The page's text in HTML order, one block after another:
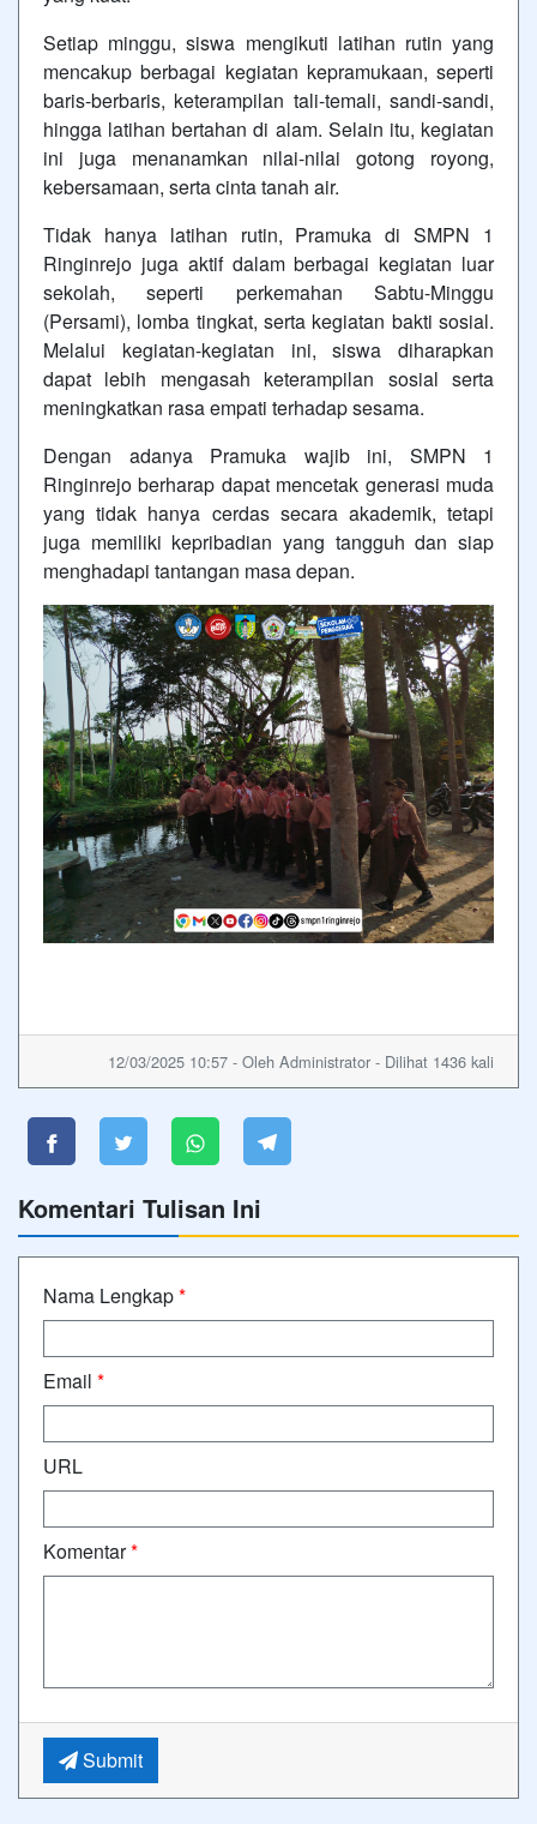
Setiap minggu, siswa mengikuti latihan rutin yang
mencakup berbagai kegiatan kepramukaan, seperti
baris-berbaris, keterampilan tali-temali, sandi-sandi,
hingga latihan bertahan di alam. Selain itu, kegiatan
ini juga menanamkan nilai-nilai gotong royong,
kebersamaan, serta cinta tanah air.
Tidak hanya latihan rutin, Pramuka di SMPN 1
Ringinrejo juga aktif dalam berbagai kegiatan luar
sekolah, seperti perkemahan Sabtu-Minggu
(Persami), lomba tingkat, serta kegiatan bakti sosial.
Melalui kegiatan-kegiatan ini, siswa diharapkan
dapat lebih mengasah keterampilan sosial serta
meningkatkan rasa empati terhadap sesama.
Dengan adanya Pramuka wajib ini, SMPN 1
Ringinrejo berharap dapat mencetak generasi muda
yang tidak hanya cerdas secara akademik, tetapi
juga memiliki kepribadian yang tangguh dan siap
menghadapi tantangan masa depan.
12/03/2025 10:57 - Oleh Administrator - Dilihat 1436 kali
Komentari Tulisan Ini
Nama Lengkap*
Email *
URL
Komentar*
Submit